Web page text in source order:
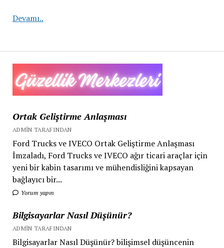
Ortak Geliştirme Anlaşması
ADMIN TARAFINDAN
Ford Trucks ve IVECO Ortak Geliştirme Anlaşması
İmzaladı, Ford Trucks ve IVECO ağır ticari araçlar için
yeni bir kabin tasarımı ve mühendisliğini kapsayan
bağlayıcı bir...
Yorum yapın
Bilgisayarlar Nasıl Düşünür?
ADMIN TARAFINDAN
Bilgisayarlar Nasıl Düşünür? bilişimsel düşüncenin
Devamı..Yılın
Hanife
MERT